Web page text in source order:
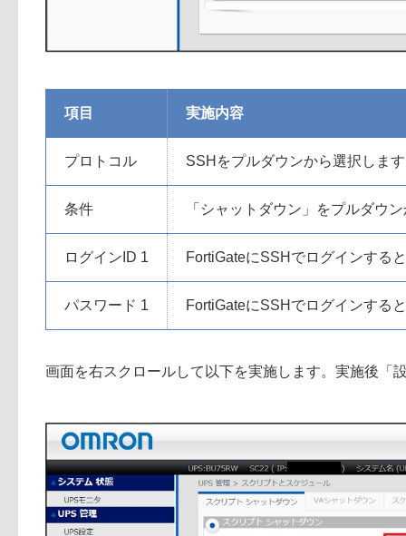
項目 実施内容
プロトコル SSHをプルダウンから選択しま
条件 「シャットダウン」をプルダウ
ログインID 1 FortiGateにSSHでログインする
パスワード 1 FortiGateにSSHでログインする
画面を右スクロールして以下を実施します。実施後「